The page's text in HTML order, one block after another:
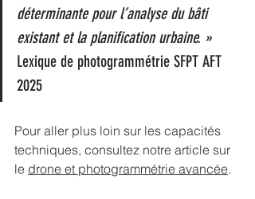
déterminante pour l’analyse du bâti
existant et la planification urbaine. »
Lexique de photogrammétrie SFPT AFT
2025
Pour aller plus loin sur les capacités
techniques, consultez notre article sur
le drone et photogrammétrie avancée.